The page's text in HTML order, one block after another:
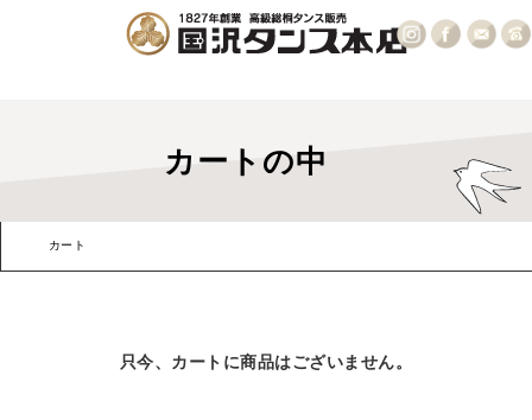
カートの中
カート
只今、カートに商品はございません。